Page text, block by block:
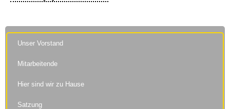
Unser Vorstand
Mitarbeitende
Hier sind wir zu Hause
Satzung